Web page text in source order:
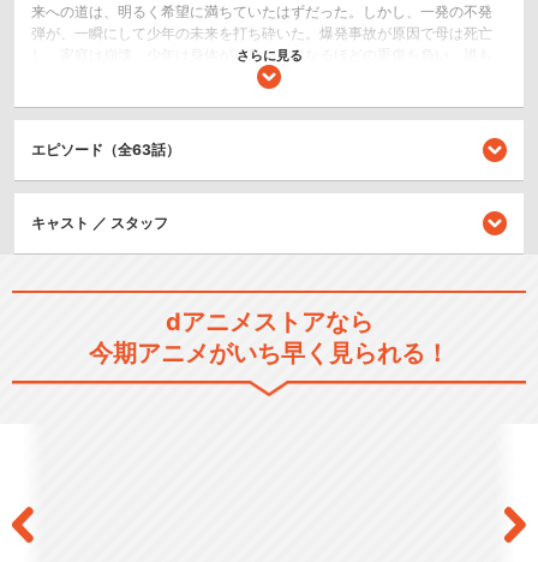
来への道は、明るく希望に満ちていたはずだった。しかし、一発の不発
弾が、一瞬にして少年の未来を打ち砕いた。爆発事故が原因で母は死亡
し、家庭は崩壊、少年は身体がバラバラになるほどの重傷を負い、誰も
が少年の死を確信した。それを救ったのが本間という外科医だった。本
ついに少年を死の淵から蘇らせたのだった。ツギハギだらけの身体、恐
怖のために半分白髪となった髪。蘇った少年の容姿はすっかり様変わり
していた。そして、その後に、身体を回復させるための、地獄のような
リハビリが待っていたのだ。少年はリハビリに耐えた。いつしか少年の
科医になることだったのだ。そして、数年後。一人の天才外科医が生ま
れた。ブラック・ジャックの誕生である。不可能を可能とする医者。法
がなぜ無免許医なのか、その理由は定かではない。形式に捕らわれるの
が嫌で、もともと取らなかったとか、持っていたがなんらかの理由で剥
奪されたとか、人々は噂する。
ドラマ/青春
さらに見る
エピソード（全63話）
キャスト ／ スタッフ
dアニメストアなら
今期アニメがいち早く見られる！